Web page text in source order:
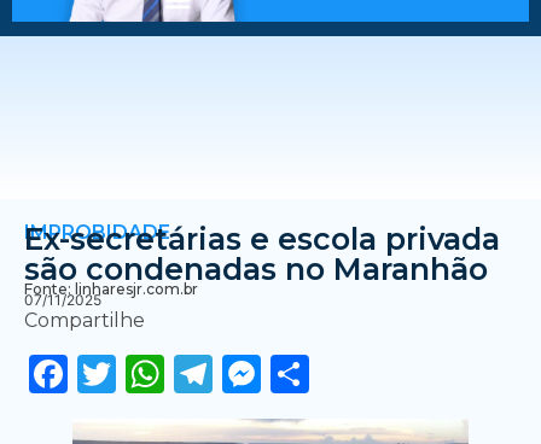
IMPROBIDADE
Ex-secretárias e escola privada
são condenadas no Maranhão
Fonte: linharesjr.com.br
07/11/2025
Compartilhe
Facebook
Twitter
WhatsApp
Telegram
Messenger